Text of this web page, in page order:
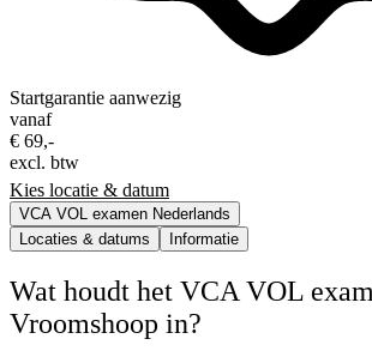
Startgarantie aanwezig
vanaf
€ 69,-
excl. btw
Kies locatie & datum
VCA VOL examen Nederlands
Locaties & datums
Informatie
Wat houdt het VCA VOL
Vroomshoop in?